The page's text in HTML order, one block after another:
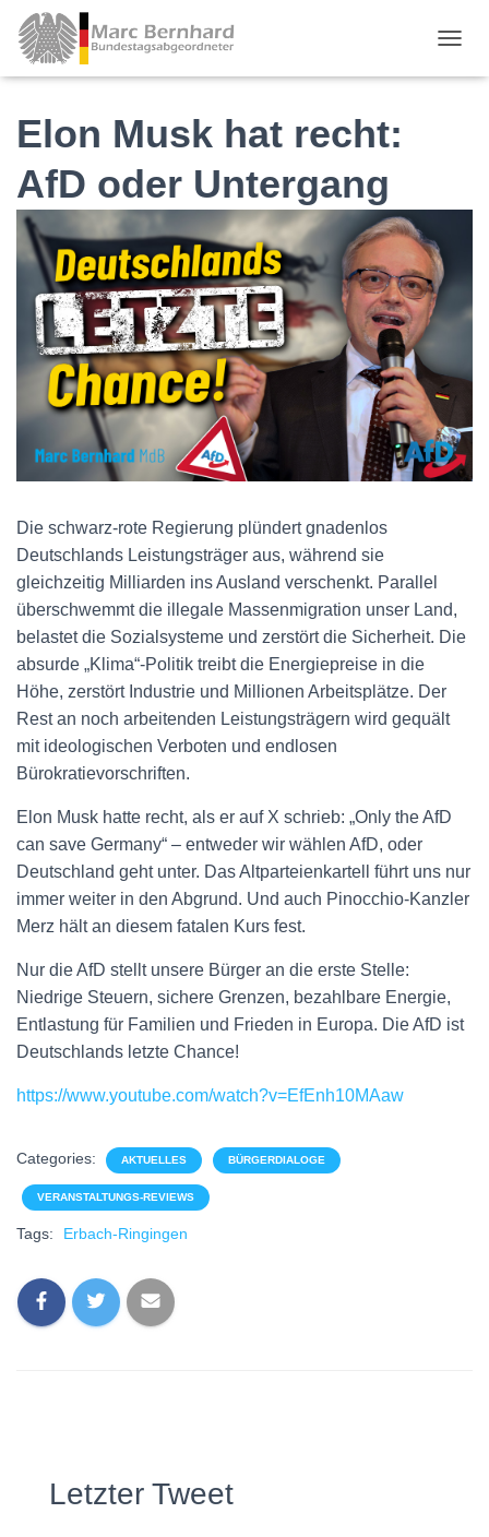
Elon Musk hat recht:
AfD oder Untergang
Die schwarz-rote Regierung plündert gnadenlos
Deutschlands Leistungsträger aus, während sie
gleichzeitig Milliarden ins Ausland verschenkt. Parallel
überschwemmt die illegale Massenmigration unser Land,
belastet die Sozialsysteme und zerstört die Sicherheit. Die
absurde „Klima“-Politik treibt die Energiepreise in die
Höhe, zerstört Industrie und Millionen Arbeitsplätze. Der
Rest an noch arbeitenden Leistungsträgern wird gequält
mit ideologischen Verboten und endlosen
Bürokratievorschriften.
Elon Musk hatte recht, als er auf X schrieb: „Only the AfD
can save Germany“ – entweder wir wählen AfD, oder
Deutschland geht unter. Das Altparteienkartell führt uns nur
immer weiter in den Abgrund. Und auch Pinocchio-Kanzler
Merz hält an diesem fatalen Kurs fest.
Nur die AfD stellt unsere Bürger an die erste Stelle:
Niedrige Steuern, sichere Grenzen, bezahlbare Energie,
Entlastung für Familien und Frieden in Europa. Die AfD ist
Deutschlands letzte Chance!
https://www.youtube.com/watch?v=EfEnh10MAaw
Categories: AKTUELLES BÜRGERDIALOGE
VERANSTALTUNGS-REVIEWS
Tags: Erbach-Ringingen
Letzter Tweet